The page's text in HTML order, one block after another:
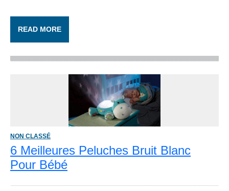
READ MORE
NON CLASSÉ
6 Meilleures Peluches Bruit Blanc
Pour Bébé